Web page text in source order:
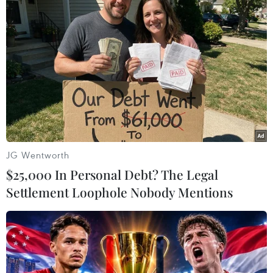
Saudi Arabia đánh chặn tên lửa của
Houthi nhằm vào thành phố biên giới
22/04/2018 23:10
JG Wentworth
$25,000 In Personal Debt? The Legal
Settlement Loophole Nobody Mentions